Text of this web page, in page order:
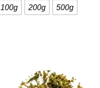
100g 200g 500g